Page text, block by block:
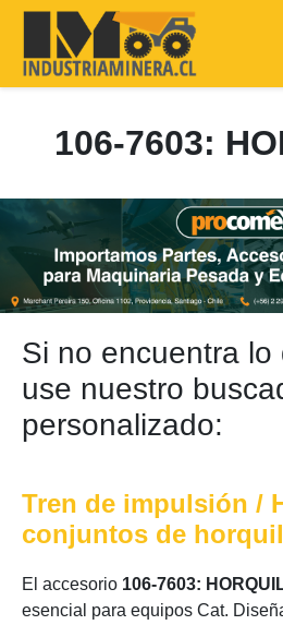
106-7603:
Si no encuentra lo
use nuestro
personalizado:
Tren de impulsión /
conjuntos de
El accesorio 106-7603:
esencial para equipos Cat.